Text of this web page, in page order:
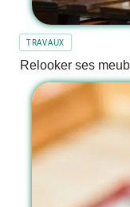
TRAVAUX
Relooker ses